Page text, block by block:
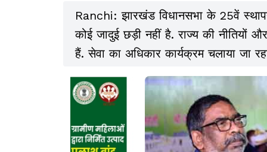
Ranchi: झारखंड विधानसभा के 25वें
कोई जादुई छड़ी नहीं है. राज्य की
हैं. सेवा का अधिकार कार्यक्रम चलाया जा